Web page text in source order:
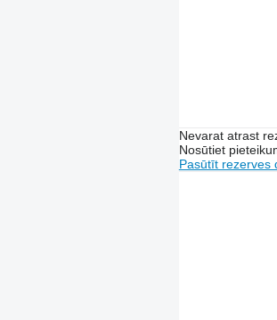
Nevarat atrast
Nosūtiet
Pasūtīt rezerves